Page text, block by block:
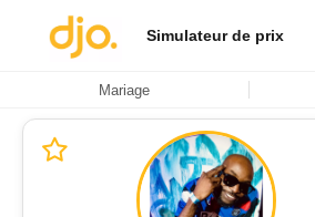
Simulateur de prix
Mariage